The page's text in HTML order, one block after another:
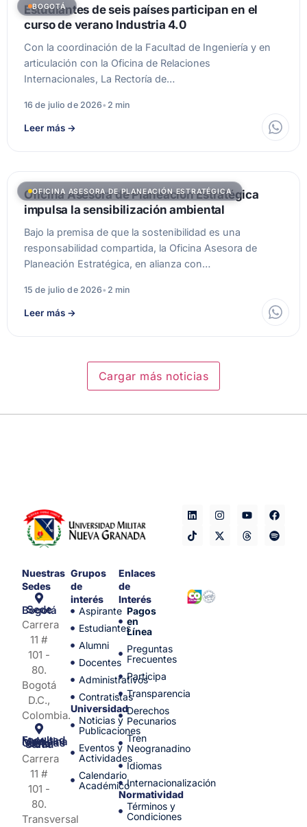
BOGOTÁ
Estudiantes de seis países participan en el
curso de verano Industria 4.0
Con la coordinación de la Facultad de Ingeniería y en
articulación con la Oficina de Relaciones
Internacionales, La Rectoría de…
16 de julio de 2026• 2 min
Leer más →
OFICINA ASESORA DE PLANEACIÓN ESTRATÉGICA
Oficina Asesora de Planeación Estratégica
impulsa la sensibilización ambiental
Bajo la premisa de que la sostenibilidad es una
responsabilidad compartida, la Oficina Asesora de
Planeación Estratégica, en alianza con…
15 de julio de 2026• 2 min
Leer más →
Cargar más noticias
Nuestras
Sedes
Sede Bogotá
Carrera
11 #
101 -
80.
Bogotá
D.C.,
Colombia.
Facultad de Medicina y Ciencias de la Salud
Carrera
11 #
101 -
80.
Transversal
Grupos
de
interés
Aspirante
Estudiantes
Alumni
Docentes
Administrativos
Contratistas
Universidad
Noticias y
Publicaciones
Eventos y
Actividades
Calendario
Académico
Enlaces
de
Interés
Pagos
en
Línea
Preguntas
Frecuentes
Participa
Transparencia
Derechos
Pecunarios
Tren
Neogranadino
Idiomas
Internacionalización
Normatividad
Términos y
Condiciones